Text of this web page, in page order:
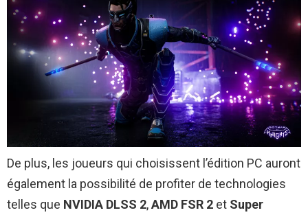
De plus, les joueurs qui choisissent l’édition PC auront
également la possibilité de profiter de technologies
telles que NVIDIA DLSS 2,AMD FSR 2 et Super